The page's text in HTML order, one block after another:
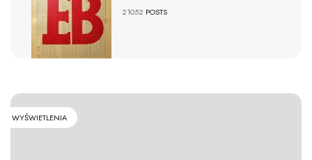
21052 POSTS
WYŚWIETLENIA